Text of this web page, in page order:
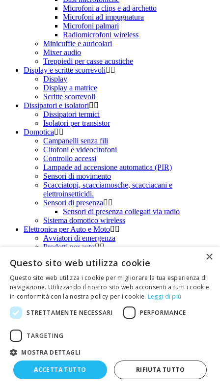
Microfoni a clips e ad archetto
Microfoni ad impugnatura
Microfoni palmari
Radiomicrofoni wireless
Minicuffie e auricolari
Mixer audio
Treppiedi per casse acustiche
Display e scritte scorrevoli
Display
Display a matrice
Scritte scorrevoli
Dissipatori e isolatori
Dissipatori termici
Isolatori per transistor
Domotica
Campanelli senza fili
Citofoni e videocitofoni
Controllo accessi
Lampade ad accensione automatica (PIR)
Sensori di movimento
Scacciatopi, scacciamosche, scacciacani e
elettroinsetticidi.
Sensori di presenza
Sensori di presenza collegati via radio
Sistema domotico wireless
Elettronica per Auto e Moto
Avviatori di emergenza
Prodotti per auto
Connettori per antenne autoradio
Fari led da esterno per auto e camper
Morsetti per batteria
Sensori di retromarcia
Spine e prese per accendisigari
Vivavoce bluetooth
Prodotti per moto
Energie alternative
Centraline di controllo
Connettori per impianti fotovoltaici
Lampade E27 A BASSA TENSIONE 12V-24V
Lampade e lampioncini ad energia solare
×
Questo sito web utilizza cookie
Questo sito web utilizza i cookie per migliorare la tua esperienza di
navigazione. Utilizzando il nostro sito web acconsenti a tutti i cookie
in conformità con la nostra policy per i cookie. Leggi di più
STRETTAMENTE NECESSARI
PERFORMANCE
TARGETING
MOSTRA DETTAGLI
ACCETTA TUTTO RIFIUTA TUTTO